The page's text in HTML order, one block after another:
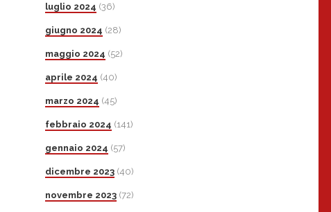
luglio 2024 (36)
giugno 2024 (28)
maggio 2024 (52)
aprile 2024 (40)
marzo 2024 (45)
febbraio 2024 (141)
gennaio 2024 (57)
dicembre 2023(40)
novembre 2023(72)